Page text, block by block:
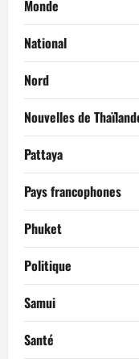
Monde
National
Nord
Nouvelles de
Pattaya
Pays francophones
Phuket
Politique
Samui
Santé